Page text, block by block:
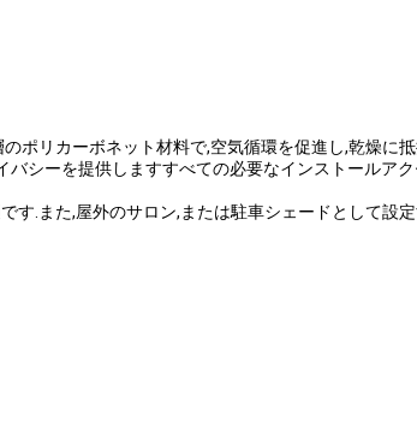
ポリカーボネット材料で,空気循環を促進し,乾燥に
シーを提供しますすべての必要なインストールア
.また,屋外のサロン,または駐車シェードとして設